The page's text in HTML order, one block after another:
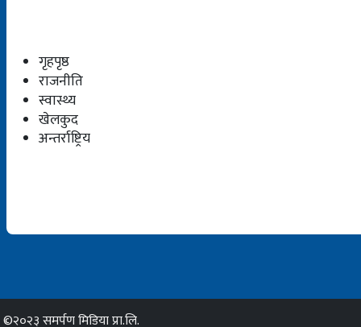
गृहपृष्ठ
राजनीति
स्वास्थ्य
खेलकुद
अन्तर्राष्ट्रिय
©२०२३ समर्पण मिडिया प्रा.लि.